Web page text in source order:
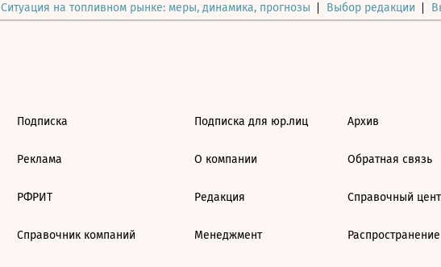
Ситуация на топливном рынке: меры, динамика, прогнозы Выбор редакции
Подписка
Реклама
РФРИТ
Справочник компаний
Подписка для юр.лиц
О компании
Редакция
Менеджмент
Архив
Обратная связь
Справочный
Распространение